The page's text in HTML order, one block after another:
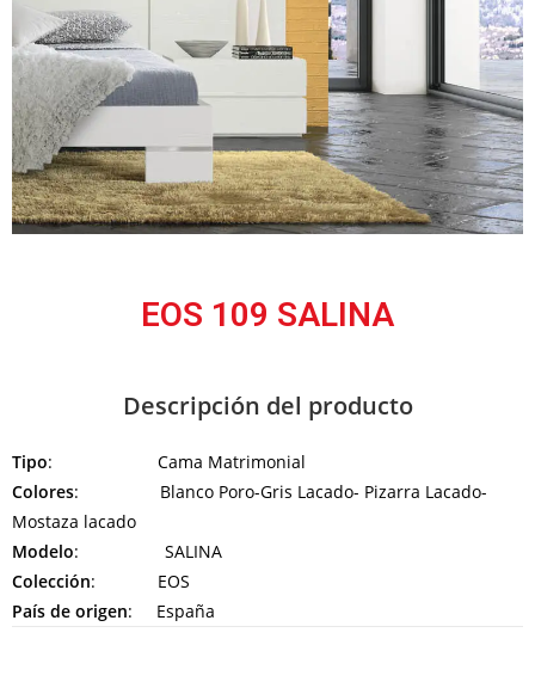
EOS 109 SALINA
Descripción del producto
Tipo: Cama Matrimonial
Colores: Blanco Poro-Gris Lacado- Pizarra Lacado-
Mostaza lacado
Modelo: SALINA
Colección: EOS
País de origen: España